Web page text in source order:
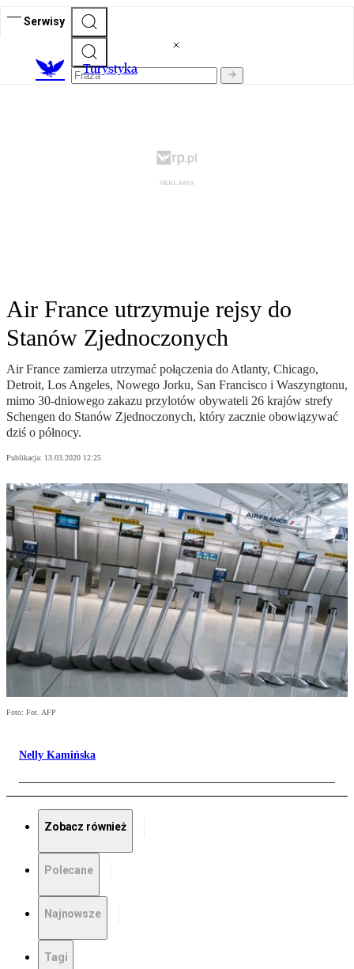
Serwisy
Turystyka
Air France utrzymuje rejsy do
Stanów Zjednoczonych
Air France zamierza utrzymać połączenia do Atlanty, Chicago,
Detroit, Los Angeles, Nowego Jorku, San Francisco i Waszyngtonu,
mimo 30-dniowego zakazu przylotów obywateli 26 krajów strefy
Schengen do Stanów Zjednoczonych, który zacznie obowiązywać
dziś o północy.
Publikacja: 13.03.2020 12:25
Foto: Fot. AFP
Nelly Kamińska
Zobacz również
Polecane
Najnowsze
Tagi